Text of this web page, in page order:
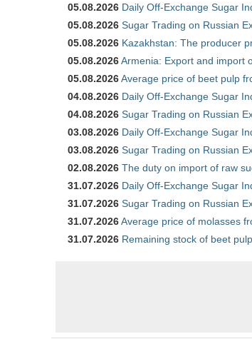
05.08.2026 Daily Off-Exchange Sugar
05.08.2026 Sugar Trading on Russian
05.08.2026 Kazakhstan: The producer
05.08.2026Armenia: Export and import
05.08.2026Average price of beet pulp
04.08.2026 Daily Off-Exchange Sugar
04.08.2026 Sugar Trading on Russian
03.08.2026 Daily Off-Exchange Sugar
03.08.2026 Sugar Trading on Russian
02.08.2026 The duty on import of raw
31.07.2026 Daily Off-Exchange Sugar
31.07.2026 Sugar Trading on Russian
31.07.2026Average price of molasses
31.07.2026 Remaining stock of beet